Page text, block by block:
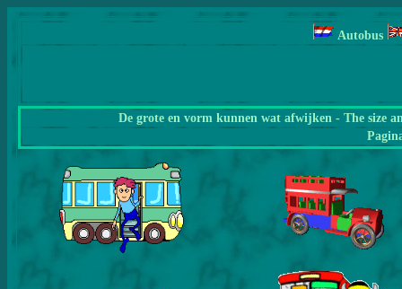
Autobus
De grote en vorm kunnen wat afwijken - The size